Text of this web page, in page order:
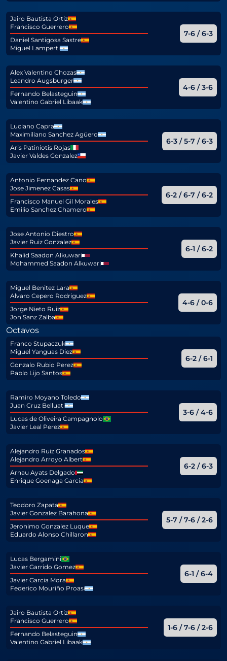
Jairo Bautista Ortiz
Francisco Guerrero
Daniel Santigosa Sastre
Miguel Lamperti
7-6 / 6-3
Alex Valentino Chozas
Leandro Augsburger
Fernando Belasteguin
Valentino Gabriel Libaak
4-6 / 3-6
Luciano Capra
Maximiliano Sanchez Agüero
Aris Patiniotis Rojas
Javier Valdes Gonzalez
6-3 / 5-7 / 6-3
Antonio Fernandez Cano
Jose Jimenez Casas
Francisco Manuel Gil Morales
Emilio Sanchez Chamero
6-2 / 6-7 / 6-2
Jose Antonio Diestro
Javier Ruiz Gonzalez
Khalid Saadon Alkuwari
Mohammed Saadon Alkuwari
6-1 / 6-2
Miguel Benitez Lara
Alvaro Cepero Rodriguez
Jorge Nieto Ruiz
Jon Sanz Zalba
4-6 / 0-6
Octavos
Franco Stupaczuk
Miguel Yanguas Diez
Gonzalo Rubio Perez
Pablo Lijo Santos
6-2 / 6-1
Ramiro Moyano Toledo
Juan Cruz Belluati
Lucas de Oliveira Campagnolo
Javier Leal Perez
3-6 / 4-6
Alejandro Ruiz Granados
Alejandro Arroyo Albert
Arnau Ayats Delgado
Enrique Goenaga Garcia
6-2 / 6-3
Teodoro Zapata
Javier Gonzalez Barahona
Jeronimo Gonzalez Luque
Eduardo Alonso Chillaron
5-7 / 7-6 / 2-6
Lucas Bergamini
Javier Garrido Gomez
Javier Garcia Mora
Federico Mouriño Proasi
6-1 / 6-4
Jairo Bautista Ortiz
Francisco Guerrero
Fernando Belasteguin
Valentino Gabriel Libaak
1-6 / 7-6 / 2-6